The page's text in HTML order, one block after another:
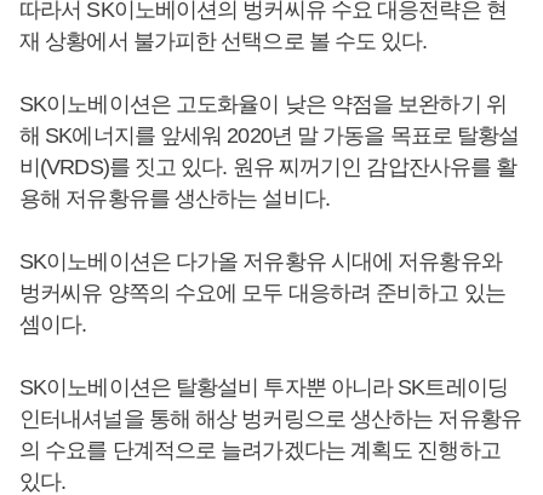
따라서 SK이노베이션의 벙커씨유 수요 대응전략은 현
재 상황에서 불가피한 선택으로 볼 수도 있다.
SK이노베이션은 고도화율이 낮은 약점을 보완하기 위
해 SK에너지를 앞세워 2020년 말 가동을 목표로 탈황설
비(VRDS)를 짓고 있다. 원유 찌꺼기인 감압잔사유를 활
용해 저유황유를 생산하는 설비다.
SK이노베이션은 다가올 저유황유 시대에 저유황유와
벙커씨유 양쪽의 수요에 모두 대응하려 준비하고 있는
셈이다.
SK이노베이션은 탈황설비 투자뿐 아니라 SK트레이딩
인터내셔널을 통해 해상 벙커링으로 생산하는 저유황유
의 수요를 단계적으로 늘려가겠다는 계획도 진행하고
있다.